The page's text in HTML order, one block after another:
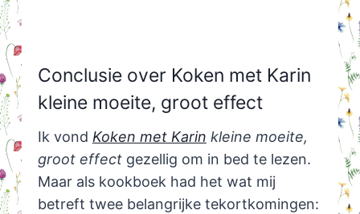
Conclusie over Koken met Karin
kleine moeite, groot effect
Ik vond Koken met Karin kleine moeite,
groot effectgezellig om in bed te lezen.
Maar als kookboek had het wat mij
betreft twee belangrijke tekortkomingen: